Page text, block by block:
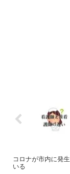
コロナが市内に発
いる